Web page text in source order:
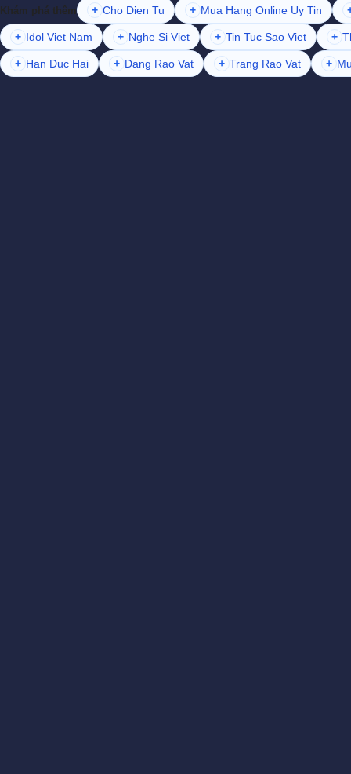
Khám phá thêm + Cho Dien Tu + Mua Hang Online Uy Tin
+ Idol Viet Nam + Nghe Si Viet + Tin Tuc Sao Viet +
+ Han Duc Hai + Dang Rao Vat + Trang Rao Vat +